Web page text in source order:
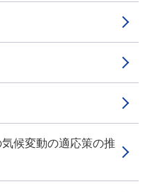
候変動の適応策の推